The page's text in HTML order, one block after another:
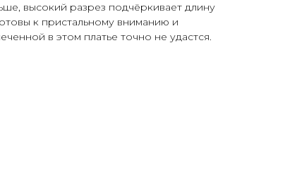
высокий разрез подчёркивает длину
к пристальному вниманию и
в этом платье точно не удастся.